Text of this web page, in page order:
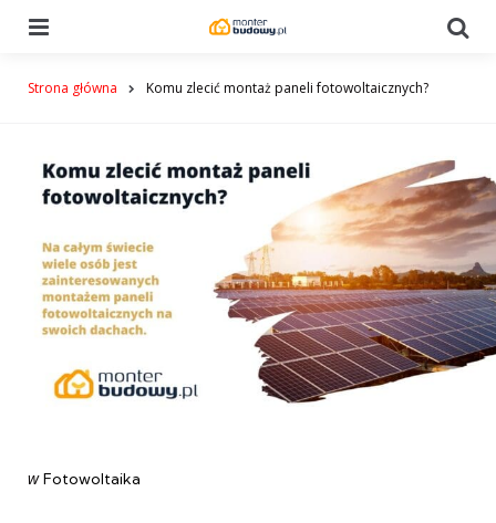
Strona główna Komu zlecić montaż paneli fotowoltaicznych?
Categories
post
w Fotowoltaika